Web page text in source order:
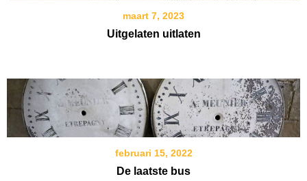
maart 7, 2023
Uitgelaten uitlaten
februari 15, 2022
De laatste bus